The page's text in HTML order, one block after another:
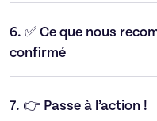
6. ✅ Ce que nous
confirmé
7. 👉 Passe à l’action !